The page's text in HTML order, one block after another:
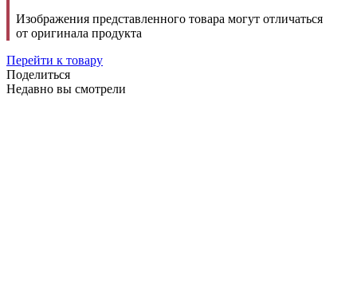
Изображения представленного товара могут отличаться
от оригинала продукта
Перейти к товару
Поделиться
Недавно вы смотрели